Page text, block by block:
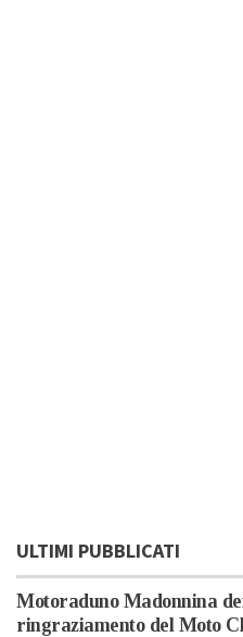
ULTIMI PUBBLICATI
Motoraduno Madonnina
ringraziamento del Moto